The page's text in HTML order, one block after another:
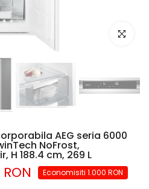
Mariti
AEG seria 6000
NoFrost,
H 188.4 cm, 269 L
Economisiti 1.000 RON